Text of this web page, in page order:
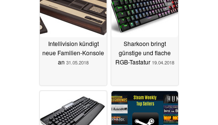
Intellivision kündigt
neue Familien-Konsole
an 31.05.2018
Sharkoon bringt
günstige und flache
RGB-Tastatur 19.04.2018